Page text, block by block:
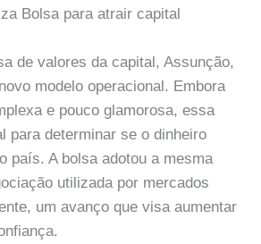
Bolsa para atrair capital
de valores da capital, Assunção,
modelo operacional. Embora
e pouco glamorosa, essa
para determinar se o dinheiro
país. A bolsa adotou a mesma
utilizada por mercados
um avanço que visa aumentar